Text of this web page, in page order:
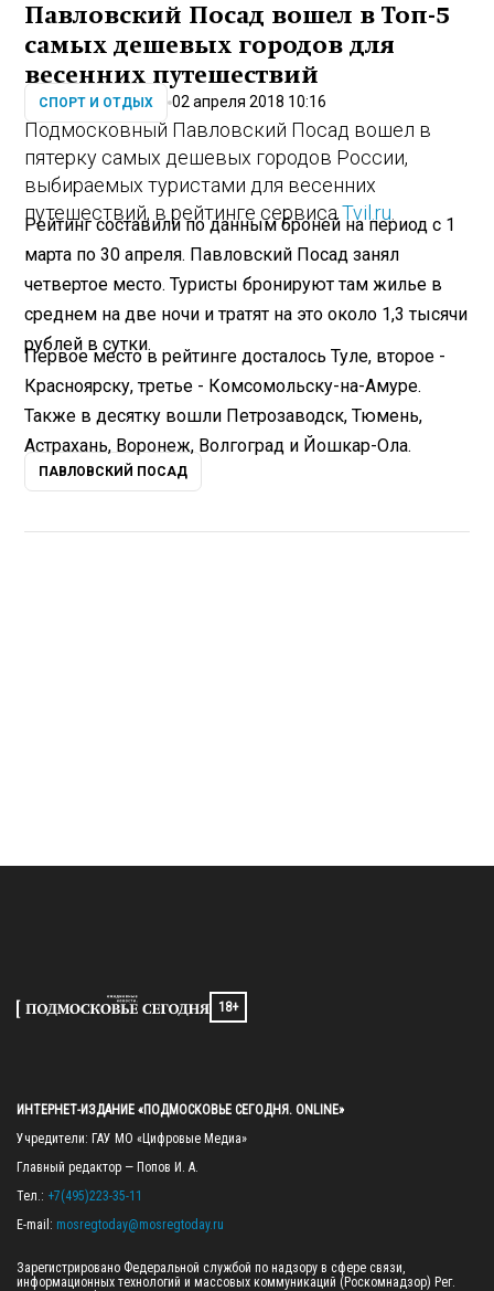
Павловский Посад вошел в Топ-5
самых дешевых городов для
весенних путешествий
СПОРТ И ОТДЫХ 02 апреля 2018 10:16
Подмосковный Павловский Посад вошел в
пятерку самых дешевых городов России,
выбираемых туристами для весенних
путешествий, в рейтинге сервисаTvil.ru
Рейтинг составили по данным броней на период с 1
марта по 30 апреля. Павловский Посад занял
четвертое место. Туристы бронируют там жилье в
среднем на две ночи и тратят на это около 1,3 тысячи
рублей в сутки.
Первое местов рейтинге досталось Туле, второе -
Красноярску, третье - Комсомольску-на-Амуре.
Также в десятку вошли Петрозаводск, Тюмень,
Астрахань, Воронеж, Волгоград и Йошкар-Ола.
ПАВЛОВСКИЙ ПОСАД
18+
ИНТЕРНЕТ-ИЗДАНИЕ «ПОДМОСКОВЬЕ СЕГОДНЯ. ONLINE»
Учредители: ГАУ МО «Цифровые Медиа»
Главный редактор — Попов И. А.
Тел.: +7(495)223-35-11
E-mail: mosregtoday@mosregtoday.ru
Зарегистрировано Федеральной службой по надзору в сфере связи,
информационных технологий и массовых коммуникаций (Роскомнадзор) Рег.